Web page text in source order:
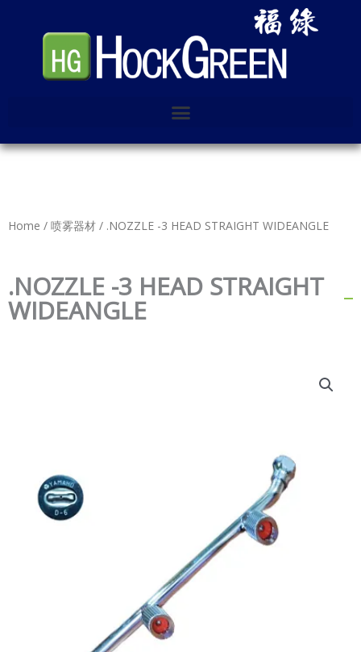
Home / 喷雾器材 / .NOZZLE -3 HEAD STRAIGHT WIDEANGLE
.NOZZLE -3 HEAD STRAIGHT
WIDEANGLE